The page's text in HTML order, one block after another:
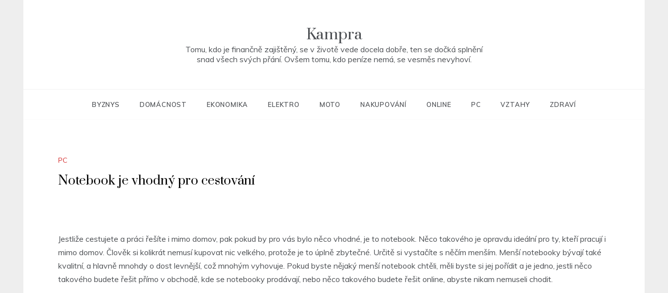
Kampra
Tomu, kdo je finančně zajištěný, se v životě vede docela dobře, ten se dočká splnění
snad všech svých přání. Ovšem tomu, kdo peníze nemá, se vesměs nevyhoví.
BYZNYS DOMÁCNOST EKONOMIKA ELEKTRO MOTO NAKUPOVÁNÍ ONLINE PC VZTAHY ZDRAVÍ
PC
Notebook je vhodný pro cestování
Jestliže cestujete a práci řešíte i mimo domov, pak pokud by pro vás bylo něco vhodné, je to notebook. Něco takového je opravdu ideální pro ty, kteří pracují i
mimo domov. Člověk si kolikrát nemusí kupovat nic velkého, protože je to úplně zbytečné. Určitě si vystačíte s něčím menším. Menší notebooky bývají také
kvalitní, a hlavně mnohdy o dost levnější, což mnohým vyhovuje. Pokud byste nějaký menší notebook chtěli, měli byste si jej pořídit a je jedno, jestli něco
takového budete řešit přímo v obchodě, kde se notebooky prodávají, nebo něco takového budete řešit online, abyste nikam nemuseli chodit.